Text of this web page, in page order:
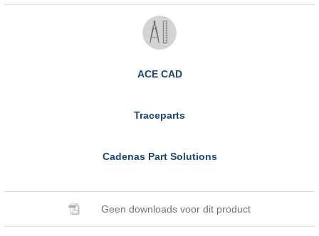
ACE CAD
Traceparts
Cadenas Part Solutions
Geen downloads voor dit product